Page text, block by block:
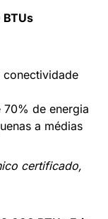
70% de energia
a médias
certificado,